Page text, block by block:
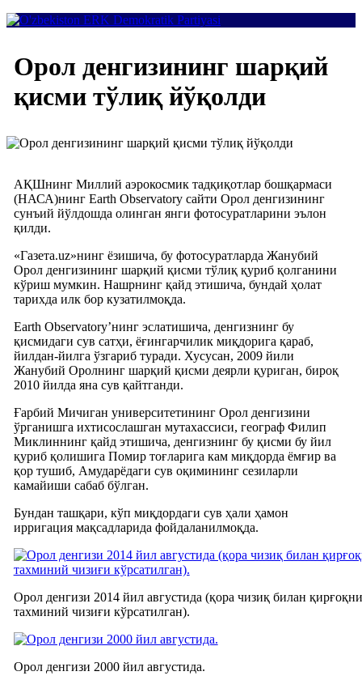
Орол денгизининг шарқий
қисми тўлиқ йўқолди
АҚШнинг Миллий аэрокосмик тадқиқотлар бошқармаси
(НАСА)нинг Earth Observatory сайти Орол денгизининг
сунъий йўлдошда олинган янги фотосуратларини эълон
қилди.
«Газета.uz»нинг ёзишича, бу фотосуратларда Жанубий
Орол денгизининг шарқий қисми тўлиқ қуриб қолганини
кўриш мумкин. Нашрнинг қайд этишича, бундай ҳолат
тарихда илк бор кузатилмоқда.
Earth Observatory’нинг эслатишича, денгизнинг бу
қисмидаги сув сатҳи, ёғингарчилик миқдорига қараб,
йилдан-йилга ўзгариб туради. Хусусан, 2009 йили
Жанубий Оролнинг шарқий қисми деярли қуриган, бироқ
2010 йилда яна сув қайтганди.
Ғарбий Мичиган университетининг Орол денгизини
ўрганишга ихтисослашган мутахассиси, географ Филип
Миклиннинг қайд этишича, денгизнинг бу қисми бу йил
қуриб қолишига Помир тоғларига кам миқдорда ёмғир ва
қор тушиб, Амударёдаги сув оқимининг сезиларли
камайиши сабаб бўлган.
Бундан ташқари, кўп миқдордаги сув ҳали ҳамон
ирригация мақсадларида фойдаланилмоқда.
Орол денгизи 2014 йил августида (қора чизиқ билан
тахминий чизиғи кўрсатилган).
Орол денгизи 2000 йил августида.